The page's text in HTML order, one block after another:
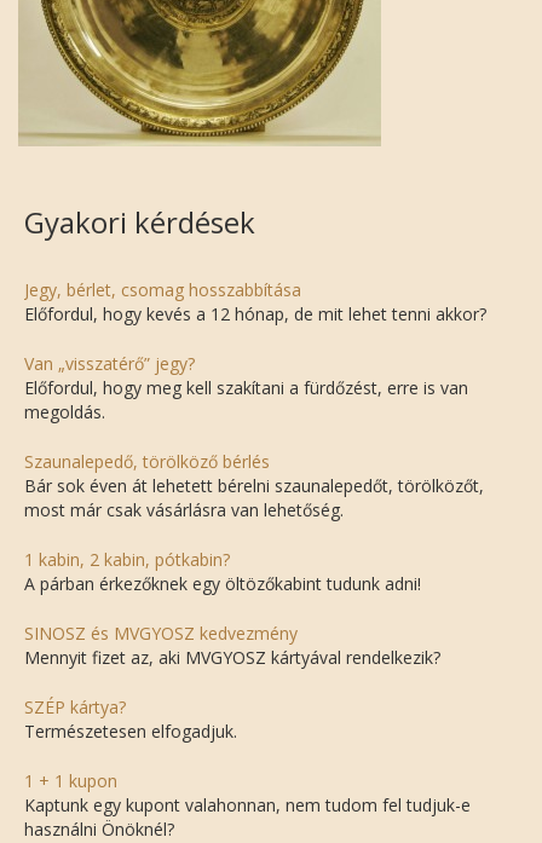
Gyakori kérdések
Jegy, bérlet, csomag hosszabbítása
Előfordul, hogy kevés a 12 hónap, de mit lehet tenni akkor?
Van „visszatérő” jegy?
Előfordul, hogy meg kell szakítani a fürdőzést, erre is van
megoldás.
Szaunalepedő, törölköző bérlés
Bár sok éven át lehetett bérelni szaunalepedőt, törölközőt,
most már csak vásárlásra van lehetőség.
1 kabin, 2 kabin, pótkabin?
A párban érkezőknek egy öltözőkabint tudunk adni!
SINOSZ és MVGYOSZ kedvezmény
Mennyit fizet az, aki MVGYOSZ kártyával rendelkezik?
SZÉP kártya?
Természetesen elfogadjuk.
1 + 1 kupon
Kaptunk egy kupont valahonnan, nem tudom fel tudjuk-e
használni Önöknél?